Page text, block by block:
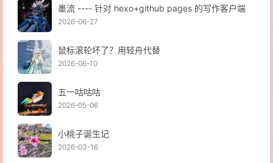
墨流 ---- 针对 hexo+github pages 的写作客户端
2026-06-27
鼠标滚轮坏了？用轻舟代替
2026-06-10
五一咕咕咕
2026-05-06
小桃子诞生记
2026-03-16